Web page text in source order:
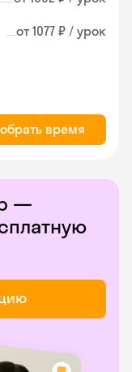
от 1077 ₽ / урок
время
—